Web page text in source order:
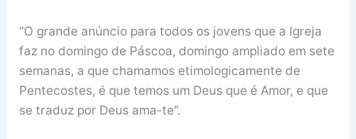
“O grande anúncio para todos os jovens que a Igreja
faz no domingo de Páscoa, domingo ampliado em sete
semanas, a que chamamos etimologicamente de
Pentecostes, é que temos um Deus que é Amor, e que
se traduz por Deus ama-te”.